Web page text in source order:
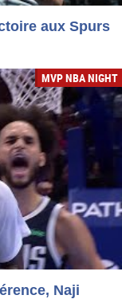
aux Spurs
MVP NBA NIGHT
Naji